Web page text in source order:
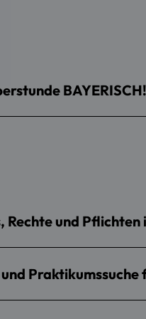
und Pflichten
Praktikumssuche